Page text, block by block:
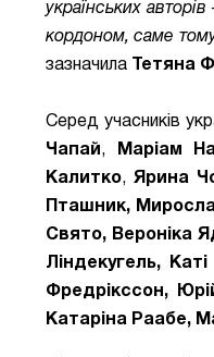
українських
кордоном, саме
зазначила
Тетяна
Серед учасників
Чапай , Маріам
Калитко,Ярина
Пташник,
Свято, Вероніка
Ліндекугель,
Фредрікссон,
Катаріна Раабе,